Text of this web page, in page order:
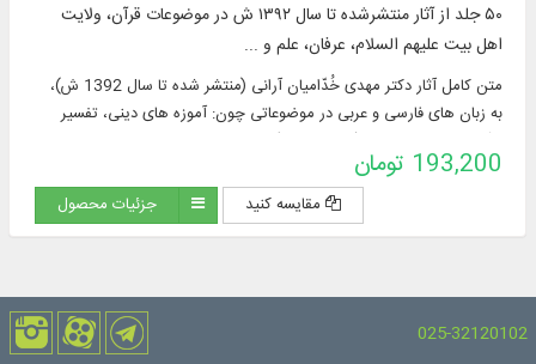
۵۰ جلد از آثار منتشر‌شده تا سال ۱۳۹۲ ش در موضوعات قرآن، ولایت
اهل بیت علیهم السلام، عرفان، علم و ...
متن كامل آثار دكتر مهدی خُدّامیان آرانی (منتشر شده تا سال 1392 ش)،
به زبان های فارسی و عربی در موضوعاتی چون: آموزه های دینی، تفسیر
193,200 تومان
مقایسه کنید جزئیات محصول
025-32120102